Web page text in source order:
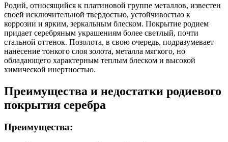
Родий, относящийся к платиновой группе металлов, известен
своей исключительной твердостью, устойчивостью к
коррозии и ярким, зеркальным блеском. Покрытие родием
придает серебряным украшениям более светлый, почти
стальной оттенок. Позолота, в свою очередь, подразумевает
нанесение тонкого слоя золота, металла мягкого, но
обладающего характерным теплым блеском и высокой
химической инертностью.
Преимущества и недостатки родиевого
покрытия серебра
Преимущества: